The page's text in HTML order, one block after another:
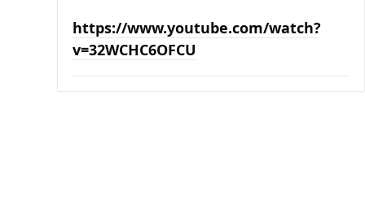
https://www.youtube.com/watch?
v=32WCHC6OFCU